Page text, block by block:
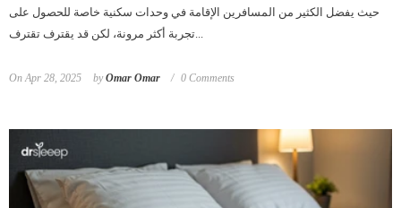
حيث يفضل الكثير من المسافرين الإقامة في وحدات سكنية خاصة للحصول على
OnApr 28, 2025 byOmar Omar 0 Comments